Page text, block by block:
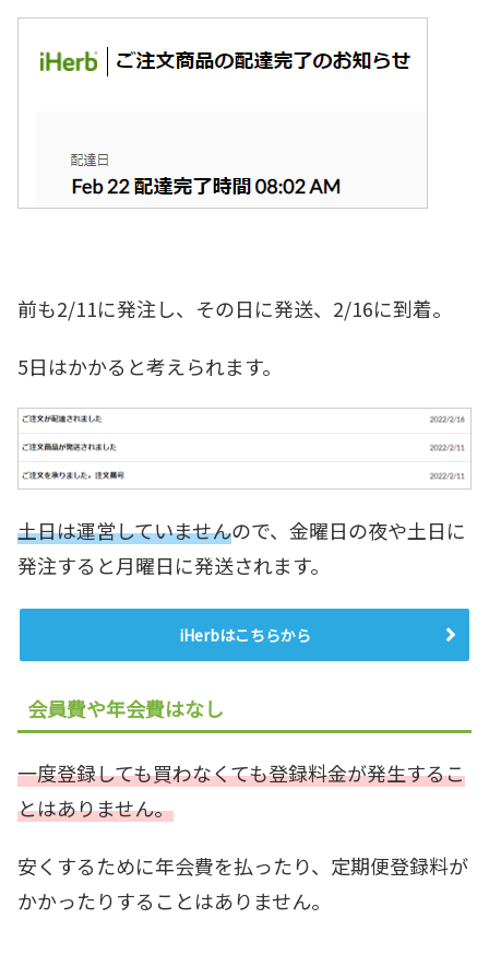
前も2/11に発注し、その日に発送、2/16に到着。
5日はかかると考えられます。
土日は運営していませんので、金曜日の夜や土日に
発注すると月曜日に発送されます。
iHerbはこちらから
会員費や年会費はなし
一度登録しても買わなくても登録料金が発生するこ
とはありません。
安くするために年会費を払ったり、定期便登録料が
かかったりすることはありません。